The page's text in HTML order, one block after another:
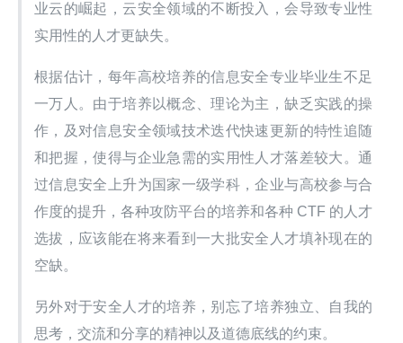
业云的崛起，云安全领域的不断投入，会导致专业性
实用性的人才更缺失。
根据估计，每年高校培养的信息安全专业毕业生不足
一万人。由于培养以概念、理论为主，缺乏实践的操
作，及对信息安全领域技术迭代快速更新的特性追随
和把握，使得与企业急需的实用性人才落差较大。通
过信息安全上升为国家一级学科，企业与高校参与合
作度的提升，各种攻防平台的培养和各种 CTF 的人才
选拔，应该能在将来看到一大批安全人才填补现在的
空缺。
另外对于安全人才的培养，别忘了培养独立、自我的
思考，交流和分享的精神以及道德底线的约束。